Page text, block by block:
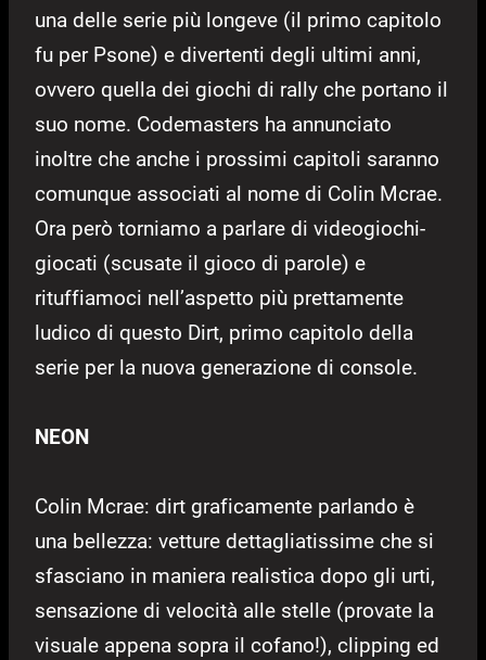
una delle serie più longeve (il primo capitolo
fu per Psone) e divertenti degli ultimi anni,
ovvero quella dei giochi di rally che portano il
suo nome. Codemasters ha annunciato
inoltre che anche i prossimi capitoli saranno
comunque associati al nome di Colin Mcrae.
Ora però torniamo a parlare di videogiochi-
giocati (scusate il gioco di parole) e
rituffiamoci nell’aspetto più prettamente
ludico di questo Dirt, primo capitolo della
serie per la nuova generazione di console.
NEON
Colin Mcrae: dirt graficamente parlando è
una bellezza: vetture dettagliatissime che si
sfasciano in maniera realistica dopo gli urti,
sensazione di velocità alle stelle (provate la
visuale appena sopra il cofano!), clipping ed